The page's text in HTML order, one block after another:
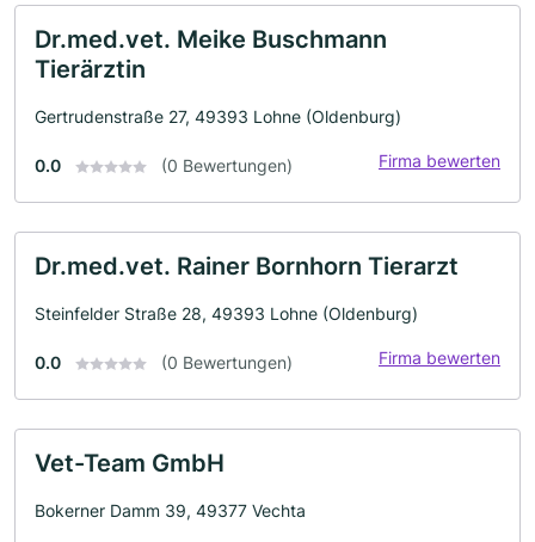
Dr.med.vet. Meike Buschmann
Tierärztin
Gertrudenstraße 27, 49393 Lohne (Oldenburg)
0.0 (0 Bewertungen) Firma bewerten
Dr.med.vet. Rainer Bornhorn Tierarzt
Steinfelder Straße 28, 49393 Lohne (Oldenburg)
0.0 (0 Bewertungen) Firma bewerten
Vet-Team GmbH
Bokerner Damm 39, 49377 Vechta